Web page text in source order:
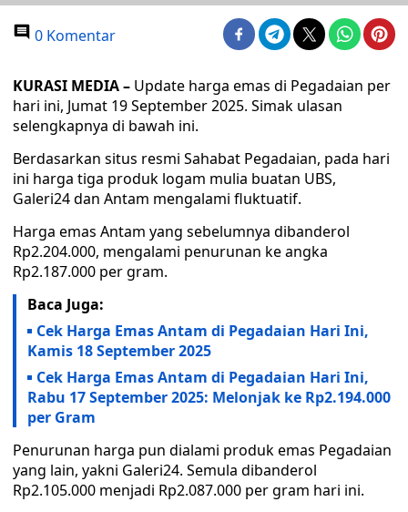
0 Komentar
KURASI MEDIA – Update harga emas di Pegadaian per
hari ini, Jumat 19 September 2025. Simak ulasan
selengkapnya di bawah ini.
Berdasarkan situs resmi Sahabat Pegadaian, pada hari
ini harga tiga produk logam mulia buatan UBS,
Galeri24 dan Antam mengalami fluktuatif.
Harga emas Antam yang sebelumnya dibanderol
Rp2.204.000, mengalami penurunan ke angka
Rp2.187.000 per gram.
Baca Juga:
Cek Harga Emas Antam di Pegadaian Hari Ini,
Kamis 18 September 2025
Cek Harga Emas Antam di Pegadaian Hari Ini,
Rabu 17 September 2025: Melonjak ke Rp2.194.000
per Gram
Penurunan harga pun dialami produk emas Pegadaian
yang lain, yakni Galeri24. Semula dibanderol
Rp2.105.000 menjadi Rp2.087.000 per gram hari ini.